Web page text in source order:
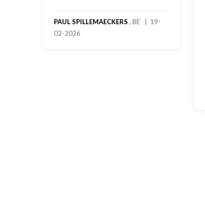
PAUL SPILLEMAECKERS , BE | 19-
02-2026